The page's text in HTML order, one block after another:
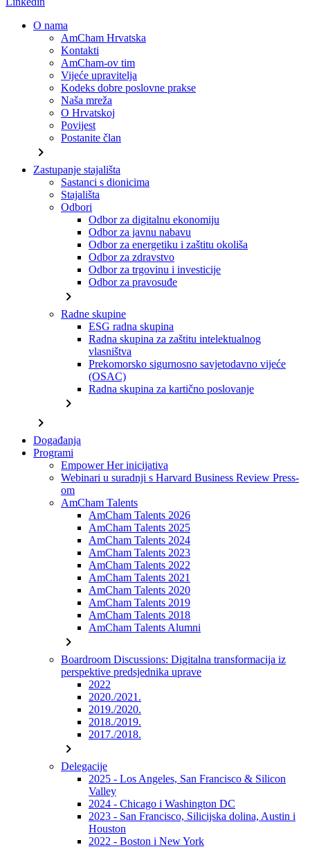
O nama
AmCham Hrvatska
Kontakti
AmCham-ov tim
Vijeće upravitelja
Kodeks dobre poslovne prakse
Naša mreža
O Hrvatskoj
Povijest
Postanite član
chevron_right
Zastupanje stajališta
Sastanci s dionicima
Stajališta
Odbori
Odbor za digitalnu ekonomiju
Odbor za javnu nabavu
Odbor za energetiku i zaštitu okoliša
Odbor za zdravstvo
Odbor za trgovinu i investicije
Odbor za pravosuđe
chevron_right
Radne skupine
ESG radna skupina
Radna skupina za zaštitu intelektualnog
vlasništva
Prekomorsko sigurnosno savjetodavno vijeće
(OSAC)
Radna skupina za kartično poslovanje
chevron_right
chevron_right
Događanja
Programi
Empower Her inicijativa
Webinari u suradnji s Harvard Business Review Press-
om
AmCham Talents
AmCham Talents 2026
AmCham Talents 2025
AmCham Talents 2024
AmCham Talents 2023
AmCham Talents 2022
AmCham Talents 2021
AmCham Talents 2020
AmCham Talents 2019
AmCham Talents 2018
AmCham Talents Alumni
chevron_right
Boardroom Discussions: Digitalna transformacija iz
perspektive predsjednika uprave
2022
2020./2021.
2019./2020.
2018./2019.
2017./2018.
chevron_right
Delegacije
2025 - Los Angeles, San Francisco & Silicon
Valley
2024 - Chicago i Washington DC
2023 - San Francisco, Silicijska dolina, Austin i
Houston
2022 - Boston i New York